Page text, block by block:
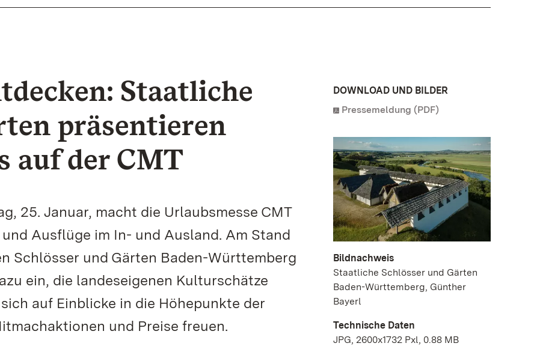
Staatliche
präsentieren
auf der CMT
25. Januar, macht die Urlaubsmesse CMT
Ausflüge im In- und Ausland. Am Stand
Schlösser und Gärten Baden-Württemberg
ein, die landeseigenen Kulturschätze
auf Einblicke in die Höhepunkte der
und Preise freuen.
DOWNLOAD UND BILDER
Pressemeldung (PDF)
Bildnachweis
Staatliche Schlösser und Gärten
Baden-Württemberg, Günther
Bayerl
Technische Daten
JPG, 2600x1732 Pxl, 0.88 MB